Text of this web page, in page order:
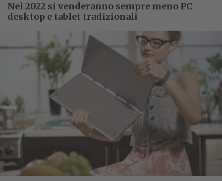
Nel 2022 si venderanno sempre meno PC
desktop e tablet tradizionali